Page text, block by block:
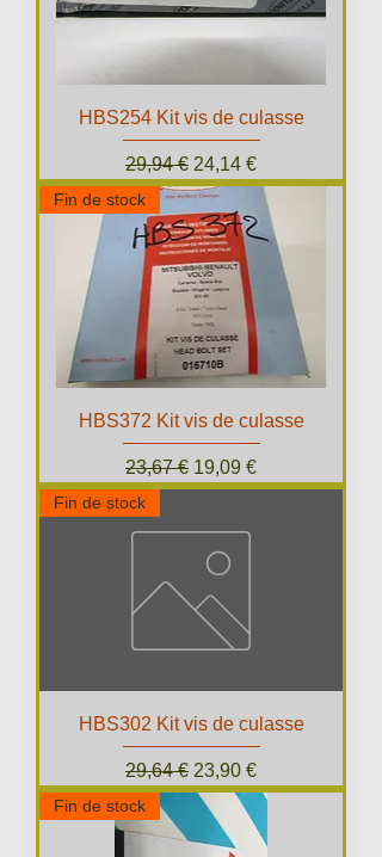
HBS254 Kit vis de culasse
Prix original
29,94 € Prix promotionnel
24,14 €
Fin de stock
HBS372 Kit vis de culasse
Prix original
23,67 € Prix promotionnel
19,09 €
Fin de stock
HBS302 Kit vis de culasse
Prix original
29,64 € Prix promotionnel
23,90 €
Fin de stock